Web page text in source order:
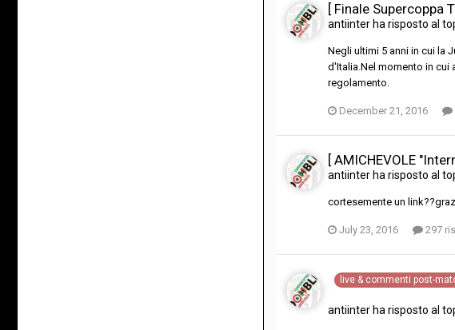
[ Finale Supercoppa
antiinter ha risposto al
Negli ultimi 5 anni in cui la
d'Italia.Nel momento in cui
regolamento.
December 21, 2016
[ AMICHEVOLE
antiinter ha risposto al
cortesemente un
July 23, 2016 297
live & commenti post-
antiinter ha risposto al